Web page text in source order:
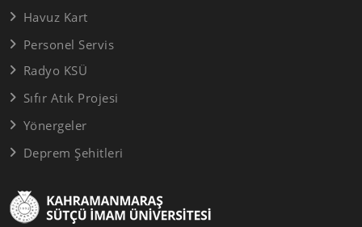
Havuz Kart
Personel Servis
Radyo KSÜ
Sıfır Atık Projesi
Yönergeler
Deprem Şehitleri